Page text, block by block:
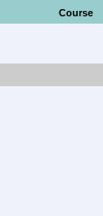
Course